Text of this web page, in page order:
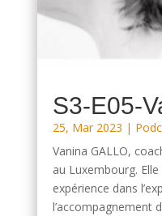
S3-E05-
25, Mar 2023 |
Vanina GALLO,
au Luxembourg.
expérience dans
l’accompagnement